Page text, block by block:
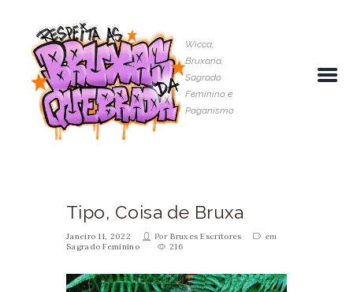
Wicca,
Bruxaria,
Sagrado
Feminino e
Paganismo
Tipo, Coisa de Bruxa
Janeiro 11, 2022 PorBruxes Escritores
em
Sagrado Feminino
216